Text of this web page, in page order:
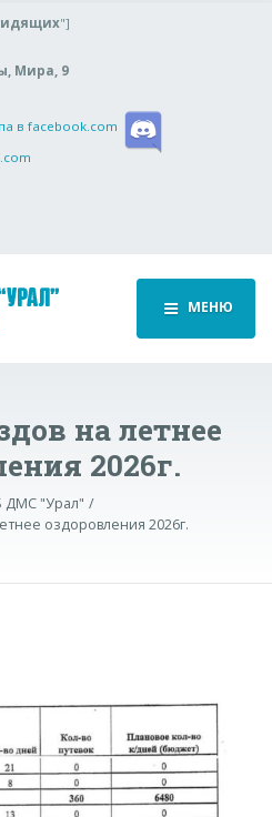
"]
Мира, 9
МЕНЮ
на летнее
2026г.
ДМС "Урал"
оздоровления 2026г.